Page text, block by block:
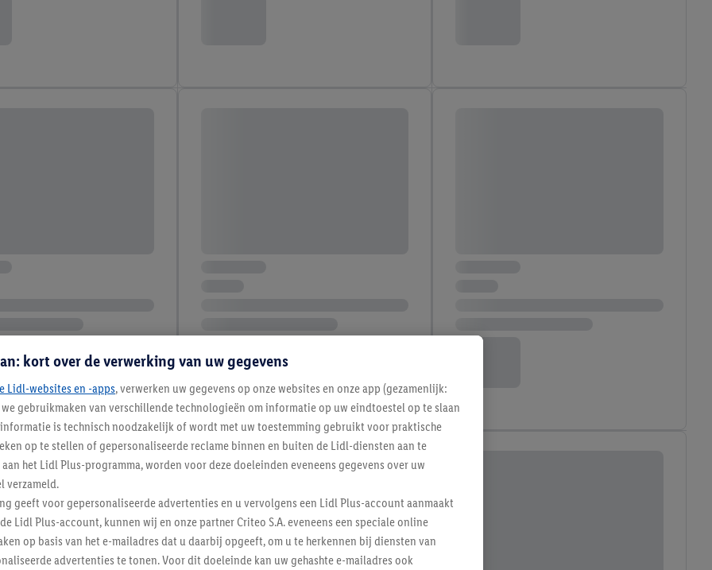
kort over de verwerking van uw gegevens
Lidl-websites en -apps, verwerken uw gegevens op onze websites en onze app (gezamenlijk:
gebruikmaken van verschillende technologieën om informatie op uw eindtoestel op te slaan
is technisch noodzakelijk of wordt met uw toestemming gebruikt voor praktische
op te stellen of gepersonaliseerde reclame binnen en buiten de Lidl-diensten aan te
het Lidl Plus-programma, worden voor deze doeleinden eveneens gegevens over uw
verzameld.
geeft voor gepersonaliseerde advertenties en u vervolgens een Lidl Plus-account aanmaakt
Lidl Plus-account, kunnen wij en onze partner Criteo S.A. eveneens een speciale online
op basis van het e-mailadres dat u daarbij opgeeft, om u te herkennen bij diensten van
advertenties te tonen. Voor dit doeleinde kan uw gehashte e-mailadres ook